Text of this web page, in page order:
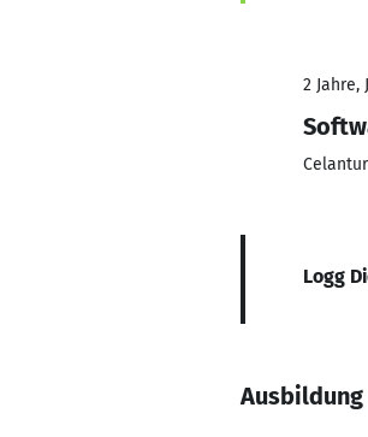
2 Jahre,
Celantur
Logg